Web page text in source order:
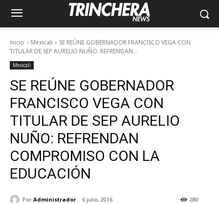
Inicio Mexicali
SE REÚNE GOBERNADOR FRANCISCO VEGA CON
TITULAR DE SEP AURELIO NUÑO: REFRENDAN...
Mexicali
SE REÚNE GOBERNADOR
FRANCISCO VEGA CON
TITULAR DE SEP AURELIO
NUÑO: REFRENDAN
COMPROMISO CON LA
EDUCACIÓN
Por Administrador 6 julio, 2016 280